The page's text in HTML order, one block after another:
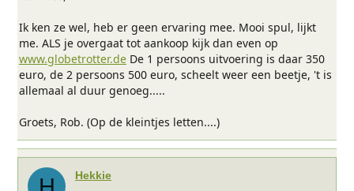
Ik ken ze wel, heb er geen ervaring mee. Mooi spul, lijkt
me. ALS je overgaat tot aankoop kijk dan even op
www.globetrotter.de De 1 persoons uitvoering is daar 350
euro, de 2 persoons 500 euro, scheelt weer een beetje, 't is
allemaal al duur genoeg.....
Groets, Rob. (Op de kleintjes letten....)
H Hekkie